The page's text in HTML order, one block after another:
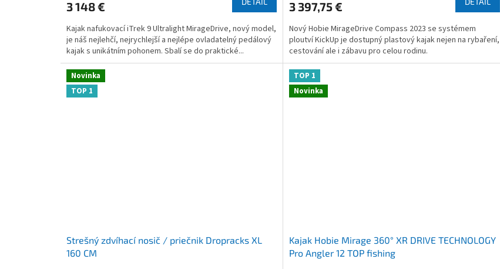
je
z
5
hviezdičiek.
3 148 €
Kajak nafukovací iTrek 9 Ultralight MirageDrive, nový model,
je náš nejlehčí, nejrychlejší a nejlépe ovladatelný pedálový
kajak s unikátním pohonem. Sbalí se do praktické...
je
z
5
hviezdičiek.
3 397,75 €
Nový Hobie MirageDrive Compass 2023 se systémem
ploutví KickUp je dostupný plastový kajak nejen na rybaření,
cestování ale i zábavu pro celou rodinu.
Novinka
TOP 1
Strešný zdvíhací nosič / priečnik Dropracks XL
160 CM
TOP 1
Novinka
Kajak Hobie Mirage 360° XR DRIVE TECHNOLOGY
Pro Angler 12 TOP fishing